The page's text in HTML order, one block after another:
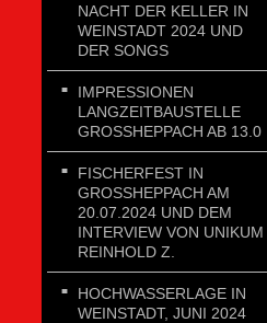
NACHT DER KELLER IN
WEINSTADT 2024 UND
DER SONGS
IMPRESSIONEN
LANGZEITBAUSTELLE
GROSSHEPPACH AB 13.0
FISCHERFEST IN
GROSSHEPPACH AM 2
0.07.2024 UND DEM I
NTERVIEW VON UNIKUM R
EINHOLD Z.
HOCHWASSERLAGE IN
WEINSTADT, JUNI 2024